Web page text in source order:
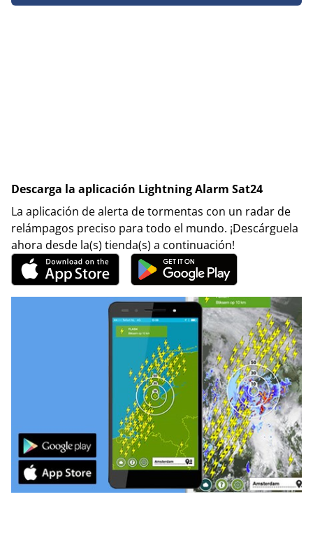
Descarga la aplicación Lightning Alarm Sat24
La aplicación de alerta de tormentas con un radar de
relámpagos preciso para todo el mundo. ¡Descárguela
ahora desde la(s) tienda(s) a continuación!